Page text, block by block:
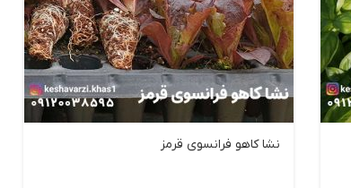
نشا کاهو فرانسوی قرمز